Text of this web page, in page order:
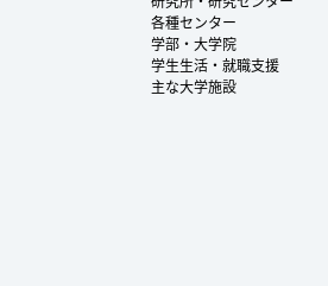
各種センター
学部・大学院
学生生活・就職支援
主な大学施設